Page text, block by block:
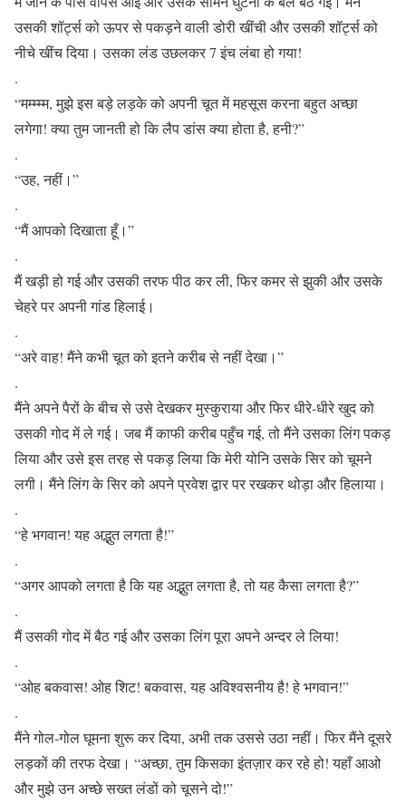
उसकी शॉर्ट्स को ऊपर से पकड़ने वाली डोरी खींची और उसकी शॉर्ट्स को
नीचे खींच दिया। उसका लंड उछलकर 7 इंच लंबा हो गया!
.
“मम्म्म्म, मुझे इस बड़े लड़के को अपनी चूत में महसूस करना बहुत अच्छा
लगेगा! क्या तुम जानती हो कि लैप डांस क्या होता है, हनी?”
.
“उह, नहीं।”
.
“मैं आपको दिखाता हूँ।”
.
मैं खड़ी हो गई और उसकी तरफ पीठ कर ली, फिर कमर से झुकी और उसके
चेहरे पर अपनी गांड हिलाई।
.
“अरे वाह! मैंने कभी चूत को इतने करीब से नहीं देखा।”
.
मैंने अपने पैरों के बीच से उसे देखकर मुस्कुराया और फिर धीरे-धीरे खुद को
उसकी गोद में ले गई। जब मैं काफी करीब पहुँच गई, तो मैंने उसका लिंग पकड़
लिया और उसे इस तरह से पकड़ लिया कि मेरी योनि उसके सिर को चूमने
लगी। मैंने लिंग के सिर को अपने प्रवेश द्वार पर रखकर थोड़ा और हिलाया।
.
“हे भगवान! यह अद्भुत लगता है!”
.
“अगर आपको लगता है कि यह अद्भुत लगता है, तो यह कैसा लगता है?”
.
मैं उसकी गोद में बैठ गई और उसका लिंग पूरा अपने अन्दर ले लिया!
.
“ओह बकवास! ओह शिट! बकवास, यह अविश्वसनीय है! हे भगवान!”
.
मैंने गोल-गोल घूमना शुरू कर दिया, अभी तक उससे उठा नहीं। फिर मैंने दूसरे
लड़कों की तरफ देखा। “अच्छा, तुम किसका इंतज़ार कर रहे हो! यहाँ आओ
और मुझे उन अच्छे सख्त लंडों को चूसने दो!”